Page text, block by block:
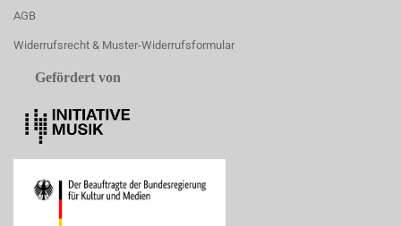
AGB
Widerrufsrecht & Muster-Widerrufsformular
Gefördert von